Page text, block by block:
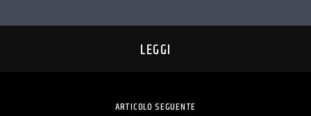
LEGGI
ARTICOLO SEGUENTE